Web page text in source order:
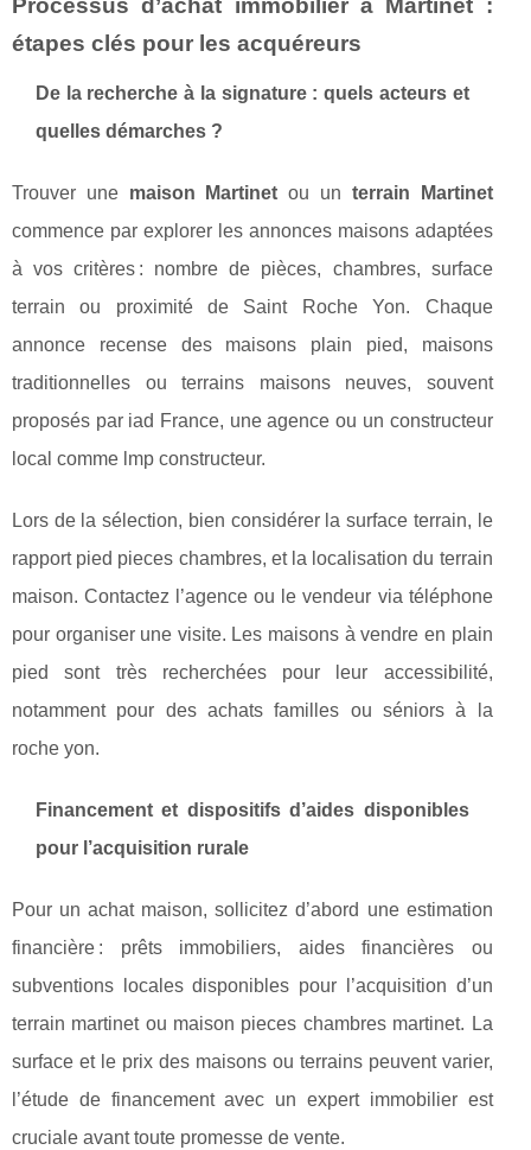
Processus d’achat immobilier à Martinet :
étapes clés pour les acquéreurs
De la recherche à la signature : quels acteurs et
quelles démarches ?
Trouver une maison Martinet ou un terrain Martinet
commence par explorer les annonces maisons adaptées
à vos critères : nombre de pièces, chambres, surface
terrain ou proximité de Saint Roche Yon. Chaque
annonce recense des maisons plain pied, maisons
traditionnelles ou terrains maisons neuves, souvent
proposés par iad France, une agence ou un constructeur
local comme lmp constructeur.
Lors de la sélection, bien considérer la surface terrain, le
rapport pied pieces chambres, et la localisation du terrain
maison. Contactez l’agence ou le vendeur via téléphone
pour organiser une visite. Les maisons à vendre en plain
pied sont très recherchées pour leur accessibilité,
notamment pour des achats familles ou séniors à la
roche yon.
Financement et dispositifs d’aides disponibles
pour l’acquisition rurale
Pour un achat maison, sollicitez d’abord une estimation
financière : prêts immobiliers, aides financières ou
subventions locales disponibles pour l’acquisition d’un
terrain martinet ou maison pieces chambres martinet. La
surface et le prix des maisons ou terrains peuvent varier,
l’étude de financement avec un expert immobilier est
cruciale avant toute promesse de vente.